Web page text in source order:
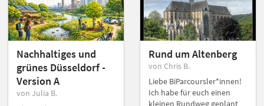
Nachhaltiges und
grünes Düsseldorf -
Version A
von Julia B.
Rund um Altenberg
von Chris B.
Liebe BiParcoursler*innen!
Ich habe für euch einen
kleinen Rundweg geplant